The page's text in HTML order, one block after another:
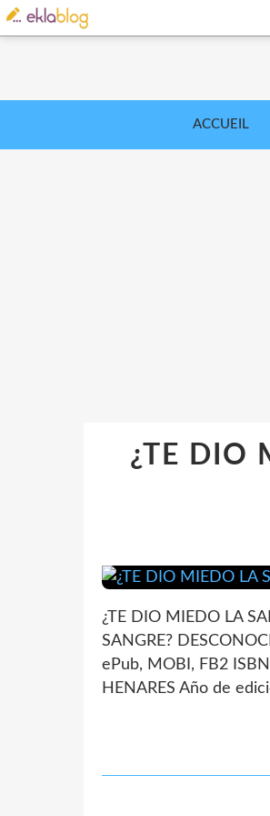
ACCUEIL
¿TE DIO
¿TE DIO MIEDO LA
SANGRE?
ePub, MOBI, FB2
HENARES Año de